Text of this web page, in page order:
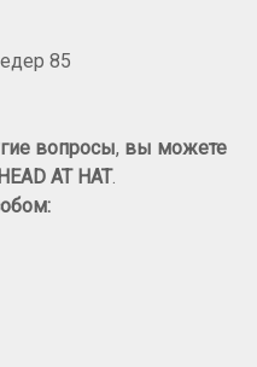
85
вопросы, вы можете
AT HAT.